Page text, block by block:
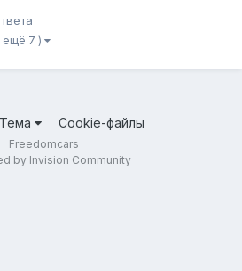
ещё 7 )
Тема Cookie-файлы
Freedomcars
by Invision Community